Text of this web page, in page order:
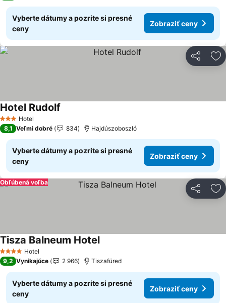
Vyberte dátumy a pozrite si presné
ceny
Zobraziť ceny
Zdieľať
3 Počet hviezdičiek
Hotel
Hotel Rudolf
8,1 Veľmi dobré 834 Hajdúszoboszló
Vyberte dátumy a pozrite si presné
ceny
Zobraziť ceny
Zdieľať
Obľúbená voľba
4 Počet hviezdičiek
Hotel
Tisza Balneum Hotel
9,2 Vynikajúce 2 966 Tiszafüred
Vyberte dátumy a pozrite si presné
ceny
Zobraziť ceny